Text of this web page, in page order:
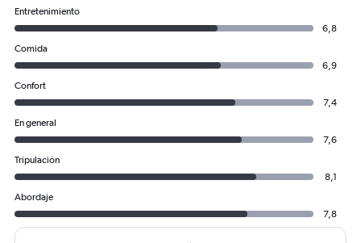
Entretenimiento
6,8
Comida
6,9
Confort
7,4
En general
7,6
Tripulación
8,1
Abordaje
7,8